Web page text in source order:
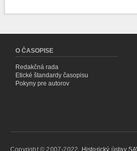
O ČASOPISE
Redakčná rada
Etické štandardy časopisu
Pokyny pre autorov